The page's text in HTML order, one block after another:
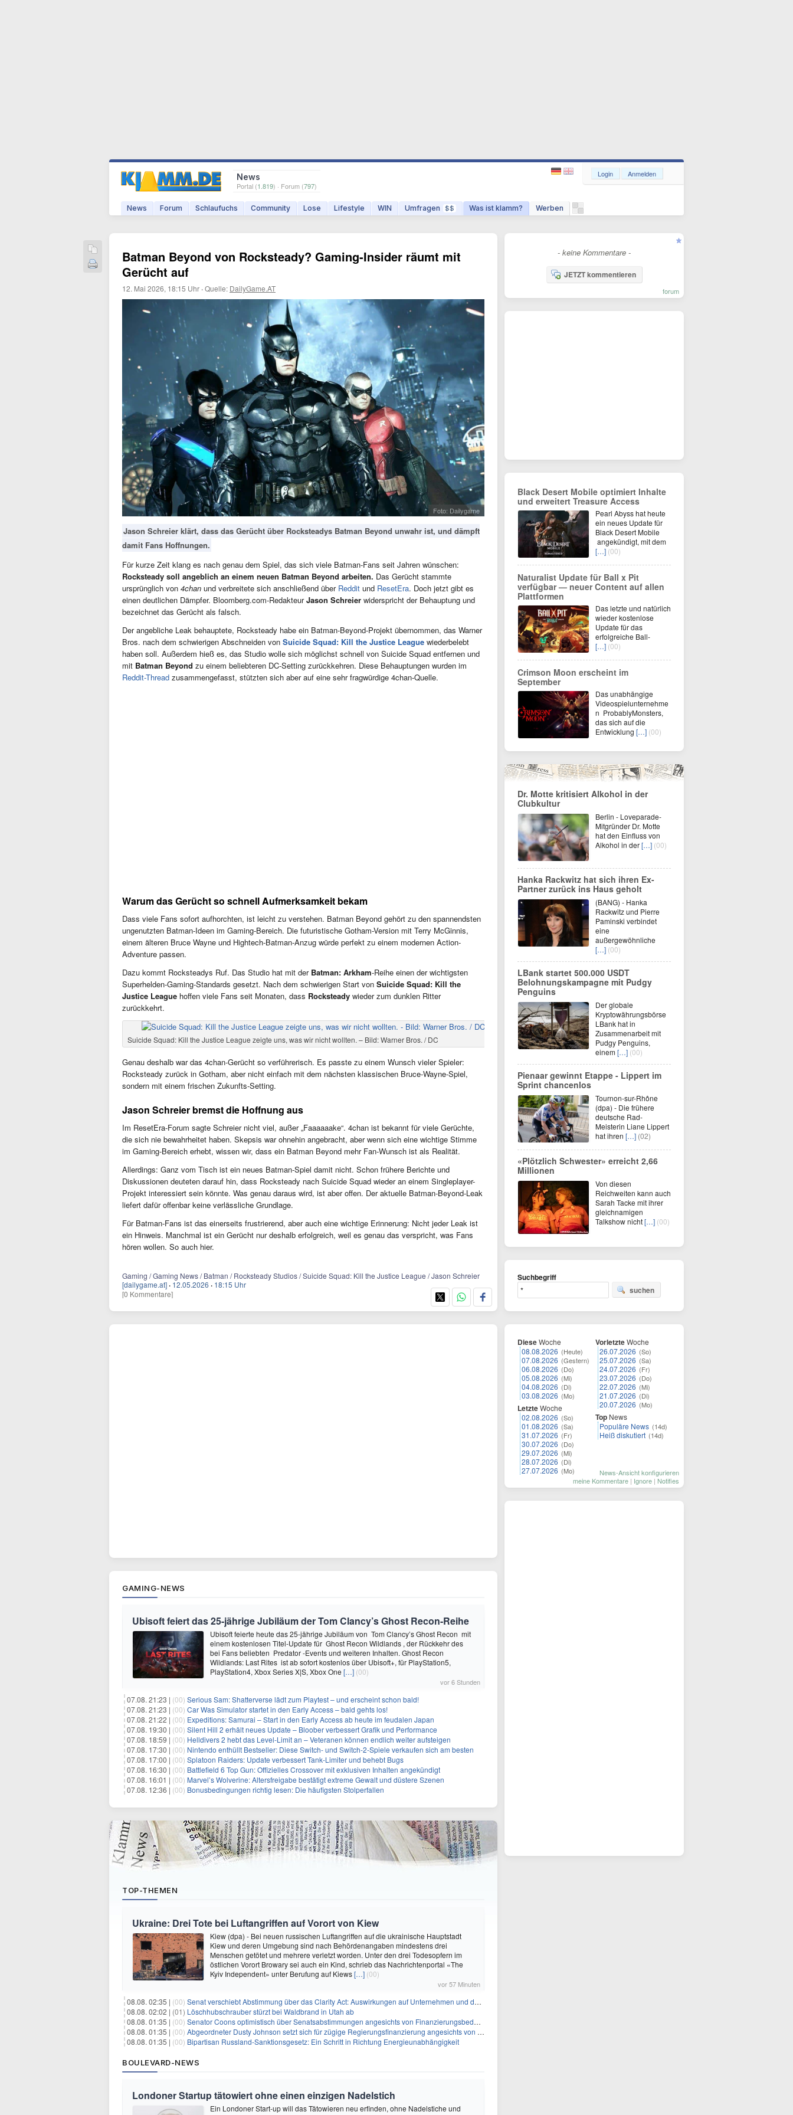
News
Portal (1.819) · Forum (797)
News Forum Schlaufuchs Community Lose Lifestyle WIN Umfragen $$ Was ist klamm? Werben
Login Anmelden
Batman Beyond von Rocksteady? Gaming-Insider räumt mit
Gerücht auf
12. Mai 2026, 18:15 Uhr ·Quelle: DailyGame.AT
Foto: Dailygame
Jason Schreier klärt, dass das Gerücht über Rocksteadys Batman Beyond unwahr ist, und dämpft
damit Fans Hoffnungen.
Für kurze Zeit klang es nach genau dem Spiel, das sich viele Batman-Fans seit Jahren wünschen:
Rocksteady soll angeblich an einem neuen Batman Beyond arbeiten. Das Gerücht stammte
ursprünglich von 4chan und verbreitete sich anschließend über Reddit und ResetEra. Doch jetzt gibt es
einen deutlichen Dämpfer. Bloomberg.com-RedakteurJason Schreier widerspricht der Behauptung und
bezeichnet das Gerücht als falsch.
Der angebliche Leak behauptete, Rocksteady habe ein Batman-Beyond-Projekt übernommen, das Warner
Bros. nach dem schwierigen Abschneiden von Suicide Squad: Kill the Justice League wiederbelebt
haben soll. Außerdem hieß es, das Studio wolle sich möglichst schnell von Suicide Squad entfernen und
mit Batman Beyond zu einem beliebteren DC-Setting zurückkehren. Diese Behauptungen wurden im
Reddit-Thread zusammengefasst, stützten sich aber auf eine sehr fragwürdige 4chan-Quelle.
Warum das Gerücht so schnell Aufmerksamkeit bekam
Dass viele Fans sofort aufhorchten, ist leicht zu verstehen. Batman Beyond gehört zu den spannendsten
ungenutzten Batman-Ideen im Gaming-Bereich. Die futuristische Gotham-Version mit Terry McGinnis,
einem älteren Bruce Wayne und Hightech-Batman-Anzug würde perfekt zu einem modernen Action-
Adventure passen.
Dazu kommt Rocksteadys Ruf. Das Studio hat mit der Batman: Arkham-Reihe einen der wichtigsten
Superhelden-Gaming-Standards gesetzt. Nach dem schwierigen Start von Suicide Squad: Kill the
Justice League hoffen viele Fans seit Monaten, dass Rocksteady wieder zum dunklen Ritter
zurückkehrt.
Suicide Squad: Kill the Justice League zeigte uns, was wir nicht wollten. – Bild: Warner Bros. / DC
Genau deshalb war das 4chan-Gerücht so verführerisch. Es passte zu einem Wunsch vieler Spieler:
Rocksteady zurück in Gotham, aber nicht einfach mit dem nächsten klassischen Bruce-Wayne-Spiel,
sondern mit einem frischen Zukunfts-Setting.
Jason Schreier bremst die Hoffnung aus
Im ResetEra-Forum sagte Schreier nicht viel, außer „Faaaaaake“. 4chan ist bekannt für viele Gerüchte,
die sich nie bewahrheitet haben. Skepsis war ohnehin angebracht, aber wenn sich eine wichtige Stimme
im Gaming-Bereich erhebt, wissen wir, dass ein Batman Beyond mehr Fan-Wunsch ist als Realität.
Allerdings: Ganz vom Tisch ist ein neues Batman-Spiel damit nicht. Schon frühere Berichte und
Diskussionen deuteten darauf hin, dass Rocksteady nach Suicide Squad wieder an einem Singleplayer-
Projekt interessiert sein könnte. Was genau daraus wird, ist aber offen. Der aktuelle Batman-Beyond-Leak
liefert dafür offenbar keine verlässliche Grundlage.
Für Batman-Fans ist das einerseits frustrierend, aber auch eine wichtige Erinnerung: Nicht jeder Leak ist
ein Hinweis. Manchmal ist ein Gerücht nur deshalb erfolgreich, weil es genau das verspricht, was Fans
hören wollen. So auch hier.
Gaming / Gaming News / Batman / Rocksteady Studios / Suicide Squad: Kill the Justice League / Jason Schreier
[dailygame.at] · 12.05.2026 · 18:15 Uhr
[0 Kommentare]
GAMING-NEWS
Ubisoft feiert das 25-jährige Jubiläum der Tom Clancy’s Ghost Recon-Reihe
Ubisoft feierte heute das 25-jährige Jubiläum von Tom Clancy’s Ghost Recon mit
einem kostenlosen Titel-Update für Ghost Recon Wildlands , der Rückkehr des
bei Fans beliebten Predator -Events und weiteren Inhalten. Ghost Recon
Wildlands: Last Rites ist ab sofort kostenlos über Ubisoft+, für PlayStation5,
PlayStation4, Xbox Series X|S, Xbox One […] (00)
vor 6 Stunden
07.08. 21:23 | (00) Serious Sam: Shatterverse lädt zum Playtest – und erscheint schon bald!
07.08. 21:23 | (00) Car Was Simulator startet in den Early Access – bald gehts los!
07.08. 21:22 | (00) Expeditions: Samurai – Start in den Early Access ab heute im feudalen Japan
07.08. 19:30 | (00) Silent Hill 2 erhält neues Update – Bloober verbessert Grafik und Performance
07.08. 18:59 | (00) Helldivers 2 hebt das Level-Limit an – Veteranen können endlich weiter aufsteigen
07.08. 17:30 | (00) Nintendo enthüllt Bestseller: Diese Switch- und Switch-2-Spiele verkaufen sich am besten
07.08. 17:00 | (00) Splatoon Raiders: Update verbessert Tank-Limiter und behebt Bugs
07.08. 16:30 | (00) Battlefield 6 Top Gun: Offizielles Crossover mit exklusiven Inhalten angekündigt
07.08. 16:01 | (00) Marvel’s Wolverine: Altersfreigabe bestätigt extreme Gewalt und düstere Szenen
07.08. 12:36 | (00) Bonusbedingungen richtig lesen: Die häufigsten Stolperfallen
TOP-THEMEN
Ukraine: Drei Tote bei Luftangriffen auf Vorort von Kiew
Kiew (dpa) - Bei neuen russischen Luftangriffen auf die ukrainische Hauptstadt
Kiew und deren Umgebung sind nach Behördenangaben mindestens drei
Menschen getötet und mehrere verletzt worden. Unter den drei Todesopfern im
östlichen Vorort Browary sei auch ein Kind, schrieb das Nachrichtenportal «The
Kyiv Independent» unter Berufung auf Kiews[…] (00)
vor 57 Minuten
08.08. 02:35 | (00) Senat verschiebt Abstimmung über das Clarity Act: Auswirkungen auf Unternehmen und das Vertrauen der Investoren
08.08. 02:02 | (01) Löschhubschrauber stürzt bei Waldbrand in Utah ab
08.08. 01:35 | (00) Senator Coons optimistisch über Senatsabstimmungen angesichts von Finanzierungsbedenken
08.08. 01:35 | (00) Abgeordneter Dusty Johnson setzt sich für zügige Regierungsfinanzierung angesichts von Shutdown-Risiken ein
08.08. 01:35 | (00) Bipartisan Russland-Sanktionsgesetz: Ein Schritt in Richtung Energieunabhängigkeit
BOULEVARD-NEWS
Londoner Startup tätowiert ohne einen einzigen Nadelstich
Ein Londoner Start-up will das Tätowieren neu erfinden, ohne Nadelstiche und
- keine Kommentare -
JETZT kommentieren
forum
Black Desert Mobile optimiert Inhalte
und erweitert Treasure Access
Pearl Abyss hat heute
ein neues Update für
Black Desert Mobile
angekündigt, mit dem
[…] (00)
Naturalist Update für Ball x Pit
verfügbar — neuer Content auf allen
Plattformen
Das letzte und natürlich
wieder kostenlose
Update für das
erfolgreiche Ball-
[…] (00)
Crimson Moon erscheint im
September
Das unabhängige
Videospielunternehme
n ProbablyMonsters,
das sich auf die
Entwicklung […] (00)
Dr. Motte kritisiert Alkohol in der
Clubkultur
Berlin - Loveparade-
Mitgründer Dr. Motte
hat den Einfluss von
Alkohol in der[…] (00)
Hanka Rackwitz hat sich ihren Ex-
Partner zurück ins Haus geholt
(BANG) - Hanka
Rackwitz und Pierre
Paminski verbindet
eine
außergewöhnliche
[…] (00)
LBank startet 500.000 USDT
Belohnungskampagne mit Pudgy
Penguins
Der globale
Kryptowährungsbörse
LBank hat in
Zusammenarbeit mit
Pudgy Penguins,
einem[…] (00)
Pienaar gewinnt Etappe - Lippert im
Sprint chancenlos
Tournon-sur-Rhône
(dpa) - Die frühere
deutsche Rad-
Meisterin Liane Lippert
hat ihren […] (02)
«Plötzlich Schwester» erreicht 2,66
Millionen
Von diesen
Reichweiten kann auch
Sarah Tacke mit ihrer
gleichnamigen
Talkshow nicht[…] (00)
Suchbegriff
suchen
DieseWoche
08.08.2026 (Heute)
07.08.2026 (Gestern)
06.08.2026 (Do)
05.08.2026 (Mi)
04.08.2026 (Di)
03.08.2026 (Mo)
LetzteWoche
02.08.2026 (So)
01.08.2026 (Sa)
31.07.2026 (Fr)
30.07.2026 (Do)
29.07.2026 (Mi)
28.07.2026 (Di)
27.07.2026 (Mo)
VorletzteWoche
26.07.2026 (So)
25.07.2026 (Sa)
24.07.2026 (Fr)
23.07.2026 (Do)
22.07.2026 (Mi)
21.07.2026 (Di)
20.07.2026 (Mo)
Top News
Populäre News (14d)
Heiß diskutiert (14d)
News-Ansicht konfigurieren
meine Kommentare | Ignore | Notifies